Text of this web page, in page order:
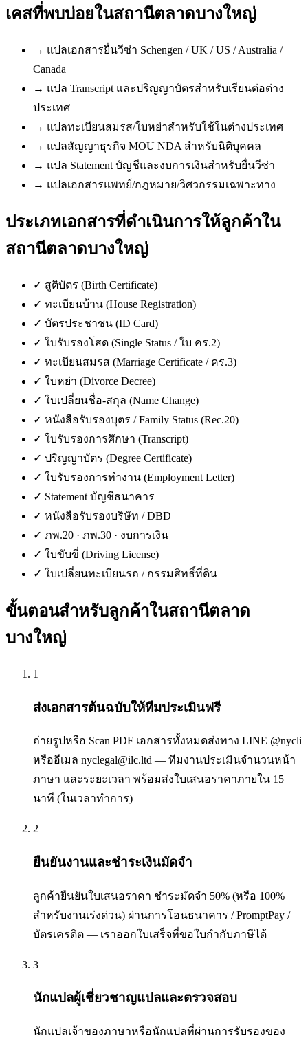
เคสที่พบบ่อยในสถานีตลาดบางใหญ่
→ แปลเอกสารยื่นวีซ่า Schengen / UK / US / Australia /
Canada
→ แปล Transcript และปริญญาบัตรสำหรับเรียนต่อต่าง
ประเทศ
→ แปลทะเบียนสมรส/ใบหย่าสำหรับใช้ในต่างประเทศ
→ แปลสัญญาธุรกิจ MOU NDA สำหรับนิติบุคคล
→ แปล Statement บัญชีและงบการเงินสำหรับยื่นวีซ่า
→ แปลเอกสารแพทย์/กฎหมาย/วิศวกรรมเฉพาะทาง
ประเภทเอกสารที่ดำเนินการให้ลูกค้าใน
สถานีตลาดบางใหญ่
✓ สูติบัตร (Birth Certificate)
✓ ทะเบียนบ้าน (House Registration)
✓ บัตรประชาชน (ID Card)
✓ ใบรับรองโสด (Single Status / ใบ คร.2)
✓ ทะเบียนสมรส (Marriage Certificate / คร.3)
✓ ใบหย่า (Divorce Decree)
✓ ใบเปลี่ยนชื่อ-สกุล (Name Change)
✓ หนังสือรับรองบุตร / Family Status (Rec.20)
✓ ใบรับรองการศึกษา (Transcript)
✓ ปริญญาบัตร (Degree Certificate)
✓ ใบรับรองการทำงาน (Employment Letter)
✓ Statement บัญชีธนาคาร
✓ หนังสือรับรองบริษัท / DBD
✓ ภพ.20 · ภพ.30 · งบการเงิน
✓ ใบขับขี่ (Driving License)
✓ ใบเปลี่ยนทะเบียนรถ / กรรมสิทธิ์ที่ดิน
ขั้นตอนสำหรับลูกค้าในสถานีตลาด
บางใหญ่
1
ส่งเอกสารต้นฉบับให้ทีมประเมินฟรี
ถ่ายรูปหรือ Scan PDF เอกสารทั้งหมดส่งทาง LINE @nycli
หรืออีเมล nyclegal@ilc.ltd — ทีมงานประเมินจำนวนหน้า
ภาษา และระยะเวลา พร้อมส่งใบเสนอราคาภายใน 15
นาที (ในเวลาทำการ)
2
ยืนยันงานและชำระเงินมัดจำ
ลูกค้ายืนยันใบเสนอราคา ชำระมัดจำ 50% (หรือ 100%
สำหรับงานเร่งด่วน) ผ่านการโอนธนาคาร / PromptPay /
บัตรเครดิต — เราออกใบเสร็จที่ขอใบกำกับภาษีได้
3
นักแปลผู้เชี่ยวชาญแปลและตรวจสอบ
นักแปลเจ้าของภาษาหรือนักแปลที่ผ่านการรับรองของ